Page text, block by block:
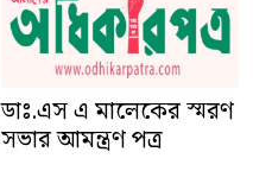
ডাঃ.এস এ মালেকের স্মরণ
সভার আমন্ত্রণ পত্র